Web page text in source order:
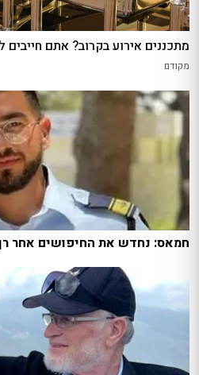
מתכננים אירוע בקרוב? אתם חייבים
מקודם
חמאס: נחדש את החיפושים אחר רן